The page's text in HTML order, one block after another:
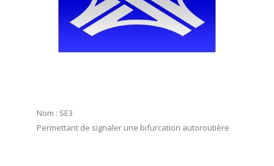
Nom : SE3
Permettant de signaler une bifurcation autoroutière